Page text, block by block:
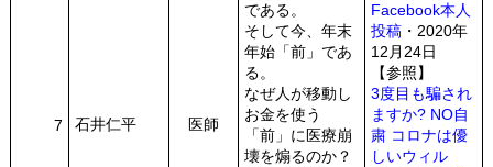
7 石井仁平 医師
である。
そして今、年末
年始「前」であ
る。
なぜ人が移動し
お金を使う
「前」に医療崩
壊を煽るのか？
Facebook本人
投稿・2020年
12月24日
【参照】
3度目も騙され
ますか? NO自
粛 コロナは優
しいウィル